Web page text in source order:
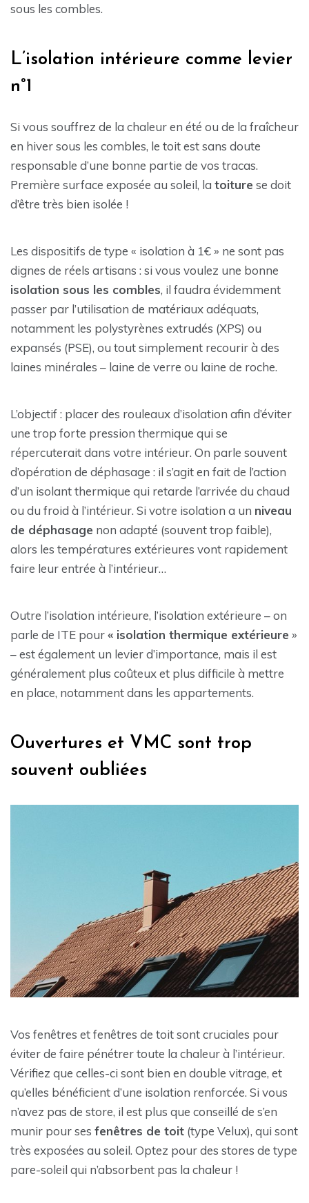
sous les combles.
L’isolation intérieure comme levier
n°1
Si vous souffrez de la chaleur en été ou de la fraîcheur
en hiver sous les combles, le toit est sans doute
responsable d’une bonne partie de vos tracas.
Première surface exposée au soleil, la toiture se doit
d’être très bien isolée !
Les dispositifs de type « isolation à 1€ » ne sont pas
dignes de réels artisans : si vous voulez une bonne
isolation sous les combles, il faudra évidemment
passer par l’utilisation de matériaux adéquats,
notamment les polystyrènes extrudés (XPS) ou
expansés (PSE), ou tout simplement recourir à des
laines minérales – laine de verre ou laine de roche.
L’objectif : placer des rouleaux d’isolation afin d’éviter
une trop forte pression thermique qui se
répercuterait dans votre intérieur. On parle souvent
d’opération de déphasage : il s’agit en fait de l’action
d’un isolant thermique qui retarde l’arrivée du chaud
ou du froid à l’intérieur. Si votre isolation a un niveau
de déphasage non adapté (souvent trop faible),
alors les températures extérieures vont rapidement
faire leur entrée à l’intérieur…
Outre l’isolation intérieure, l’isolation extérieure – on
parle de ITE pour« isolation thermique extérieure »
– est également un levier d’importance, mais il est
généralement plus coûteux et plus difficile à mettre
en place, notamment dans les appartements.
Ouvertures et VMC sont trop
souvent oubliées
Vos fenêtres et fenêtres de toit sont cruciales pour
éviter de faire pénétrer toute la chaleur à l’intérieur.
Vérifiez que celles-ci sont bien en double vitrage, et
qu’elles bénéficient d’une isolation renforcée. Si vous
n’avez pas de store, il est plus que conseillé de s’en
munir pour ses fenêtres de toit (type Velux), qui sont
très exposées au soleil. Optez pour des stores de type
pare-soleil qui n’absorbent pas la chaleur !